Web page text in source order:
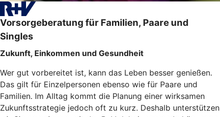
Vorsorgeberatung für Familien, Paare und
Singles
Zukunft, Einkommen und Gesundheit
Wer gut vorbereitet ist, kann das Leben besser genießen.
Das gilt für Einzelpersonen ebenso wie für Paare und
Familien. Im Alltag kommt die Planung einer wirksamen
Zukunftsstrategie jedoch oft zu kurz. Deshalb unterstützen